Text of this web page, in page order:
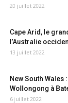
20 juillet 2022
Cape Arid, le
l’Australie
13 juillet 2022
New South Wales
Wollongong à
6 juillet 2022